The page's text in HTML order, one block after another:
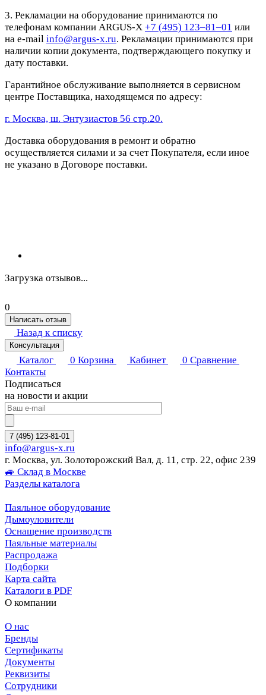
3. Рекламации на оборудование принимаются по
телефонам компании ARGUS-X +7 (495) 123–81–01 или
на e-mail info@argus-x.ru. Рекламации принимаются при
наличии копии документа, подтверждающего покупку и
дату поставки.
Гарантийное обслуживание выполняется в сервисном
центре Поставщика, находящемся по адресу:
г. Москва, ш. Энтузиастов 56 стр.20.
Доставка оборудования в ремонт и обратно
осуществляется силами и за счет Покупателя, если иное
не указано в Договоре поставки.
Загрузка отзывов...
0
Написать отзыв
Назад к списку
Консультация
Каталог 0 Корзина Кабинет 0 Сравнение
Контакты
Подписаться
на новости и акции
7 (495) 123-81-01
info@argus-x.ru
г. Москва, ул. Золоторожский Вал, д. 11, стр. 22, офис 239
🚙 Склад в Москве
Разделы каталога
Паяльное оборудование
Дымоуловители
Оснащение производств
Паяльные материалы
Распродажа
Подборки
Карта сайта
Каталоги в PDF
О компании
О нас
Бренды
Сертификаты
Документы
Реквизиты
Сотрудники